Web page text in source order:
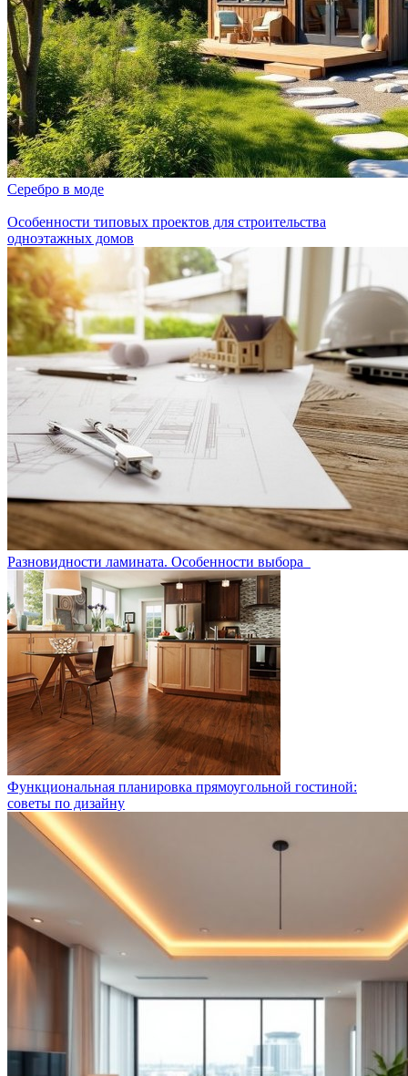
Серебро в моде
Особенности типовых проектов для строительства
одноэтажных домов
Разновидности ламината. Особенности выбора
Функциональная планировка прямоугольной гостиной:
советы по дизайну